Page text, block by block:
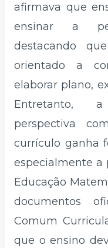
afirmava que
ensinar a
destacando
orientado a
elaborar plano,
Entretanto,
perspectiva
currículo ganha
especialmente a
Educação
documentos
Comum
que o ensino